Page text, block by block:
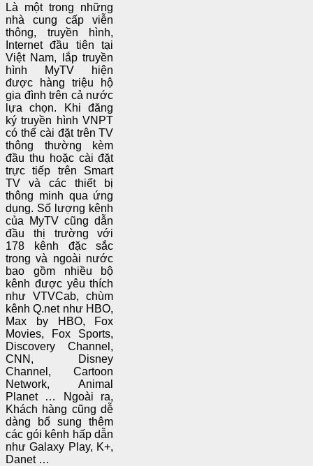
Là một trong những
nhà cung cấp viễn
thông, truyền hình,
Internet đầu tiên tại
Việt Nam, lắp truyền
hình MyTV hiện
được hàng triệu hộ
gia đình trên cả nước
lựa chọn. Khi đăng
ký truyền hình VNPT
có thể cài đặt trên TV
thông thường kèm
đầu thu hoặc cài đặt
trực tiếp trên Smart
TV và các thiết bị
thông minh qua ứng
dụng. Số lượng kênh
của MyTV cũng dẫn
đầu thị trường với
178 kênh đặc sắc
trong và ngoài nước
bao gồm nhiều bộ
kênh được yêu thích
như VTVCab, chùm
kênh Q.net như HBO,
Max by HBO, Fox
Movies, Fox Sports,
Discovery Channel,
CNN, Disney
Channel, Cartoon
Network, Animal
Planet … Ngoài ra,
Khách hàng cũng dễ
dàng bổ sung thêm
các gói kênh hấp dẫn
như Galaxy Play, K+,
Danet …